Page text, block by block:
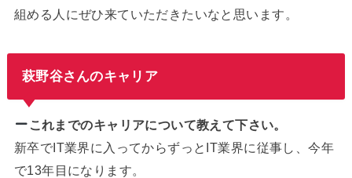
組める人にぜひ来ていただきたいなと思います。
萩野谷さんのキャリア
これまでのキャリアについて教えて下さい。
新卒でIT業界に入ってからずっとIT業界に従事し、今年
で13年目になります。